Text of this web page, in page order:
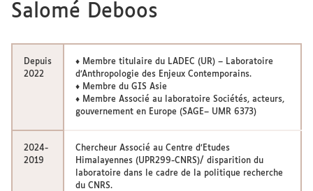
Les
titulaires
Salomé Deboos
Depuis
2022
♦ Membre titulaire du LADEC (UR) – Laboratoire
d’Anthropologie des Enjeux Contemporains.
♦ Membre du GIS Asie
♦ Membre Associé au laboratoire Sociétés, acteurs,
gouvernement en Europe (SAGE– UMR 6373)
2024-
2019
Chercheur Associé au Centre d’Etudes
Himalayennes (UPR299-CNRS)/ disparition du
laboratoire dans le cadre de la politique recherche
du CNRS.